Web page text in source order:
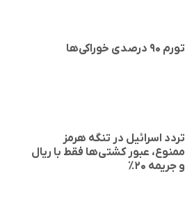
تورم ۹۰ درصدی خوراکی‌ها
تردد اسرائیل در تنگه هرمز
ممنوع، عبور کشتی‌ها فقط با ریال
و جریمه ۲۰٪